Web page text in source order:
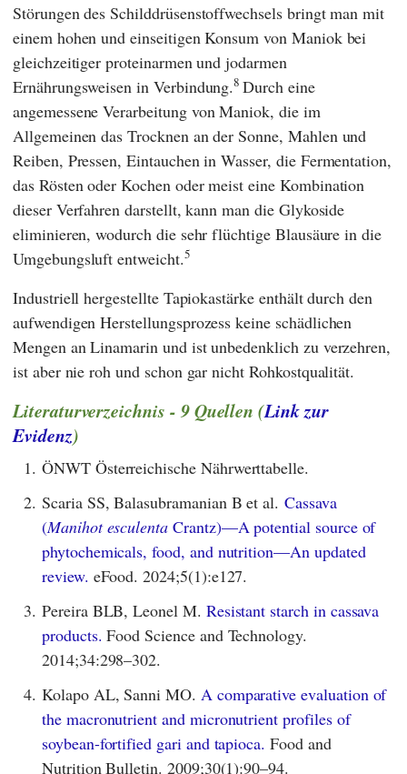
Störungen des Schilddrüsenstoffwechsels bringt man mit
einem hohen und einseitigen Konsum von Maniok bei
gleichzeitiger proteinarmen und jodarmen
Ernährungsweisen in Verbindung.8Durch eine
angemessene Verarbeitung von Maniok, die im
Allgemeinen das Trocknen an der Sonne, Mahlen und
Reiben, Pressen, Eintauchen in Wasser, die Fermentation,
das Rösten oder Kochen oder meist eine Kombination
dieser Verfahren darstellt, kann man die Glykoside
eliminieren, wodurch die sehr flüchtige Blausäure in die
Umgebungsluft entweicht.5
Industriell hergestellte Tapiokastärke enthält durch den
aufwendigen Herstellungsprozess keine schädlichen
Mengen an Linamarin und ist unbedenklich zu verzehren,
ist aber nie roh und schon gar nicht Rohkostqualität.
Literaturverzeichnis - 9 Quellen (Link zur
Evidenz)
1. ÖNWT Österreichische Nährwerttabelle.
2. Scaria SS, Balasubramanian B et al.Cassava
(Manihot esculenta Crantz)—A potential source of
phytochemicals, food, and nutrition—An updated
review. eFood. 2024;5(1):e127.
3. Pereira BLB, Leonel M. Resistant starch in cassava
products. Food Science and Technology.
2014;34:298–302.
4. Kolapo AL, Sanni MO. A comparative evaluation of
the macronutrient and micronutrient profiles of
soybean-fortified gari and tapioca. Food and
Nutrition Bulletin. 2009;30(1):90–94.